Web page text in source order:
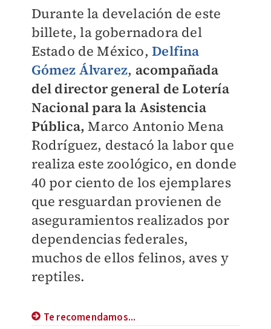
Durante la develación de este
billete, la gobernadora del
Estado de México,Delfina
Gómez Álvarez, acompañada
del director general de Lotería
Nacional para la Asistencia
Pública, Marco Antonio Mena
Rodríguez, destacó la labor que
realiza este zoológico, en donde
40 por ciento de los ejemplares
que resguardan provienen de
aseguramientos realizados por
dependencias federales,
muchos de ellos felinos, aves y
reptiles.
Te recomendamos...